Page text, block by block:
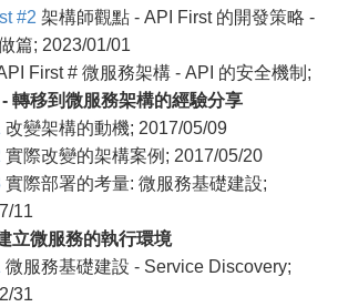
#2 架構師觀點 - API First 的開發策略 -
篇; 2023/01/01
First # 微服務架構 - API 的安全機制;
轉移到微服務架構的經驗分享
改變架構的動機; 2017/05/09
實際改變的架構案例; 2017/05/20
實際部署的考量: 微服務基礎建設;
11
立微服務的執行環境
微服務基礎建設 - Service Discovery;
31